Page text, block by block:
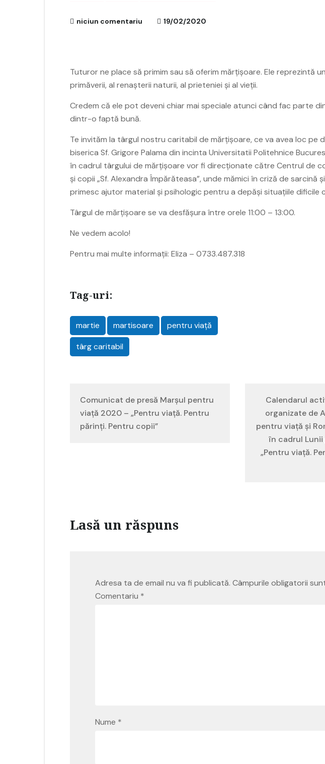
niciun comentariu 19/02/2020
Tuturor ne place să primim sau să oferim mărțișoare. Ele reprezintă
primăverii, al renașterii naturii, al prieteniei și al vieții.
Credem că ele pot deveni chiar mai speciale atunci când fac parte
dintr-o faptă bună.
Te invităm la târgul nostru caritabil de mărțișoare, ce va avea loc pe
biserica Sf. Grigore Palama din incinta Universitatii Politehnice
în cadrul târgului de mărțișoare vor fi direcționate către Centrul de
și copii „Sf. Alexandra Împărăteasa”, unde mămici în criză de sarcină
primesc ajutor material și psihologic pentru a depăși situațiile dificile
Târgul de mărțișoare se va desfășura între orele 11:00 – 13:00.
Ne vedem acolo!
Pentru mai multe informații: Eliza – 0733.487.318
Tag-uri:
martie martisoare
pentru viață
târg caritabil
Navigare
în
articole
Comunicat de presă Marșul pentru
viață 2020 – „Pentru viață. Pentru
părinți. Pentru copii”
Calendarul
organizate de
pentru viață și
în cadrul
„Pentru viață.
Lasă un răspuns
Adresa ta de email nu va fi publicată. Câmpurile obligatorii
Comentariu *
Nume *